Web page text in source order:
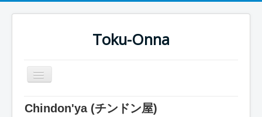
Toku-Onna
Basculer
la
Accueil
Chindon'ya (チンドン屋)